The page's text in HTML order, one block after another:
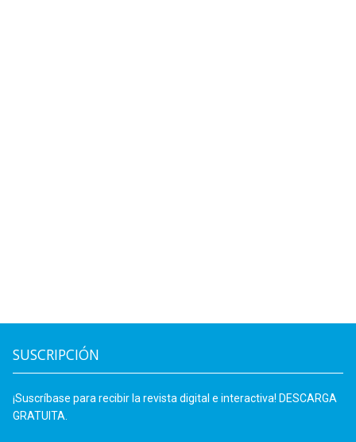
SUSCRIPCIÓN
¡Suscríbase para recibir la revista digital e interactiva! DESCARGA
GRATUITA.